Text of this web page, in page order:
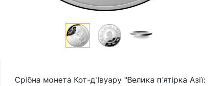
Срібна монета Кот-д'Івуару "Велика п'ятірка Азії: